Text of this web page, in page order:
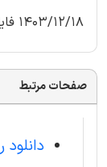
1403/12/18 فایل موجود در محصول آپدیت شد.
صفحات مرتبط